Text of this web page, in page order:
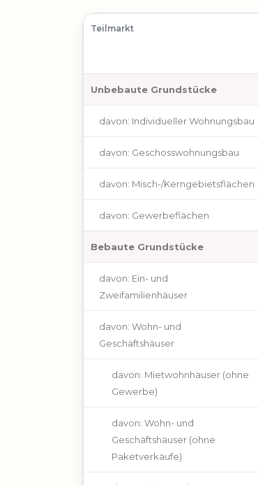
Teilmarkt
Unbebaute Grundstücke
davon: Individueller Wohnungsbau
davon: Geschosswohnungsbau
davon: Misch-/Kerngebietsflächen
davon: Gewerbeflächen
Bebaute Grundstücke
davon: Ein- und
Zweifamilienhäuser
davon: Wohn- und
Geschäftshäuser
davon: Mietwohnhäuser (ohne
Gewerbe)
davon: Wohn- und
Geschäftshäuser (ohne
Paketverkäufe)